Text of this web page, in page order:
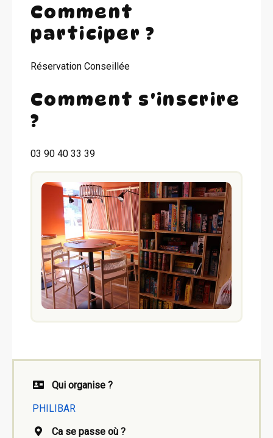
Comment
participer ?
Réservation Conseillée
Comment s'inscrire
?
03 90 40 33 39
Qui organise ?
PHILIBAR
Ca se passe où ?